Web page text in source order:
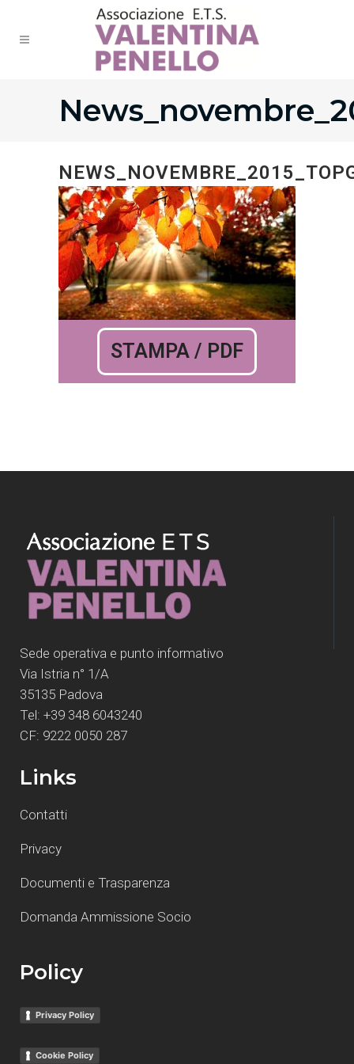
STAMPA / PDF
Sede operativa e punto informativo
Via Istria n° 1/A
35135 Padova
Tel: +39 348 6043240
CF: 9222 0050 287
Links
Contatti
Privacy
Documenti e Trasparenza
Domanda Ammissione Socio
Policy
Privacy Policy
Cookie Policy